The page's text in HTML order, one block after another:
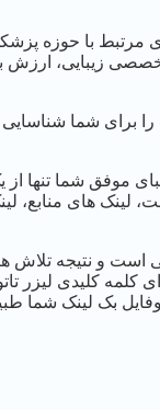
مرتبط با حوزه
زیبایی، ارزش
برای شما
موفق شما تنها از
لینک های منابع،
است و نتیجه تلاش
کلمه کلیدی لیزر
بک لینک شما